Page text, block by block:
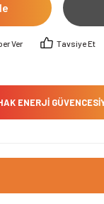
Ver Tavsiye Et
ENERJİ